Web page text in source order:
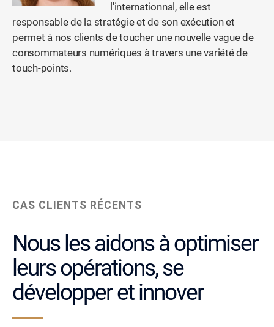
l'internationnal, elle est
responsable de la stratégie et de son exécution et
permet à nos clients de toucher une nouvelle vague de
consommateurs numériques à travers une variété de
touch-points.
CAS CLIENTS RÉCENTS
Nous les aidons à optimiser
leurs opérations, se
développer et innover